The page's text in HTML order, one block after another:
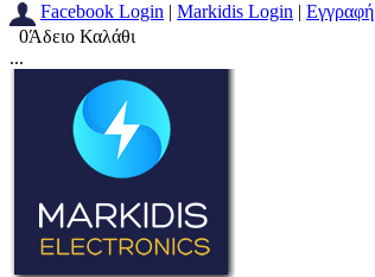
Facebook Login | Markidis Login | Εγγραφή
0Άδειο Καλάθι
...